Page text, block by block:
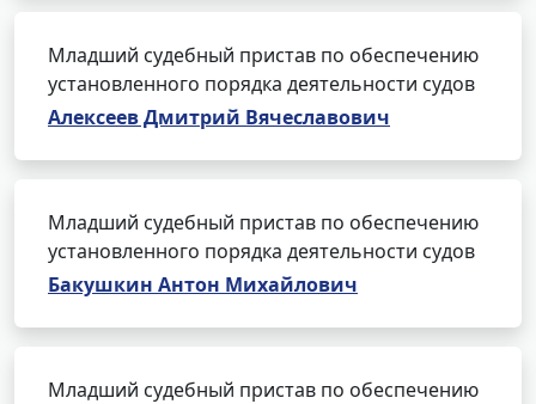
Младший судебный пристав по обеспечению
установленного порядка деятельности судов
Алексеев Дмитрий Вячеславович
Младший судебный пристав по обеспечению
установленного порядка деятельности судов
Бакушкин Антон Михайлович
Младший судебный пристав по обеспечению